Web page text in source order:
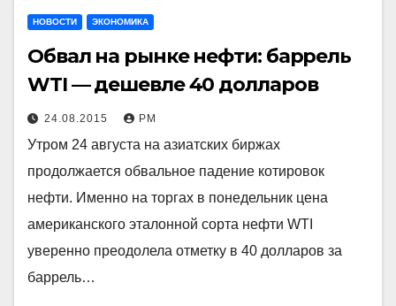
НОВОСТИ ЭКОНОМИКА
Обвал на рынке нефти: баррель
WTI — дешевле 40 долларов
24.08.2015 РМ
Утром 24 августа на азиатских биржах
продолжается обвальное падение котировок
нефти. Именно на торгах в понедельник цена
американского эталонной сорта нефти WTI
уверенно преодолела отметку в 40 долларов за
баррель…